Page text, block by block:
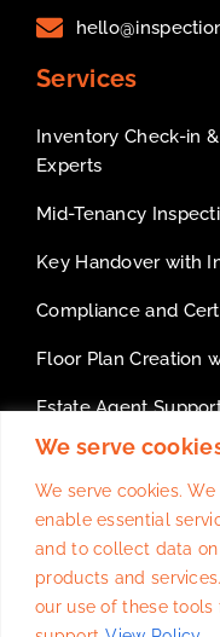
We serve
We serve cookies.
enable essential
and to collect data
products and
our use of these
Services
Inventory Check-in
Experts
Mid-Tenancy
Key Handover with
Compliance and
Floor Plan Creation
Estate Agent
White Label
Website